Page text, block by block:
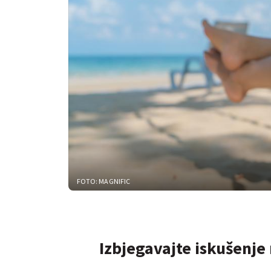
FOTO: MAGNIFIC
Izbjegavajte iskušenje